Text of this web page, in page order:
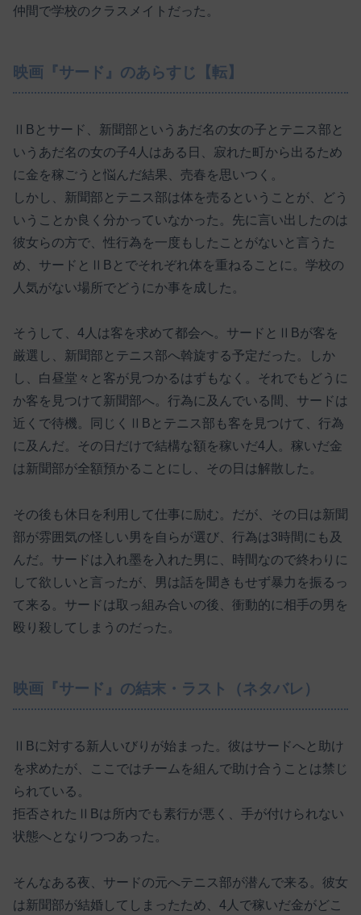
仲間で学校のクラスメイトだった。
映画『サード』のあらすじ【転】
ⅡBとサード、新聞部というあだ名の女の子とテニス部と
いうあだ名の女の子4人はある日、寂れた町から出るため
に金を稼ごうと悩んだ結果、売春を思いつく。
しかし、新聞部とテニス部は体を売るということが、どう
いうことか良く分かっていなかった。先に言い出したのは
彼女らの方で、性行為を一度もしたことがないと言うた
め、サードとⅡBとでそれぞれ体を重ねることに。学校の
人気がない場所でどうにか事を成した。
そうして、4人は客を求めて都会へ。サードとⅡBが客を
厳選し、新聞部とテニス部へ斡旋する予定だった。しか
し、白昼堂々と客が見つかるはずもなく。それでもどうに
か客を見つけて新聞部へ。行為に及んでいる間、サードは
近くで待機。同じくⅡBとテニス部も客を見つけて、行為
に及んだ。その日だけで結構な額を稼いだ4人。稼いだ金
は新聞部が全額預かることにし、その日は解散した。
その後も休日を利用して仕事に励む。だが、その日は新聞
部が雰囲気の怪しい男を自らが選び、行為は3時間にも及
んだ。サードは入れ墨を入れた男に、時間なので終わりに
して欲しいと言ったが、男は話を聞きもせず暴力を振るっ
て来る。サードは取っ組み合いの後、衝動的に相手の男を
殴り殺してしまうのだった。
映画『サード』の結末・ラスト（ネタバレ）
ⅡBに対する新人いびりが始まった。彼はサードへと助け
を求めたが、ここではチームを組んで助け合うことは禁じ
られている。
拒否されたⅡBは所内でも素行が悪く、手が付けられない
状態へとなりつつあった。
そんなある夜、サードの元へテニス部が潜んで来る。彼女
は新聞部が結婚してしまったため、4人で稼いだ金がどこ